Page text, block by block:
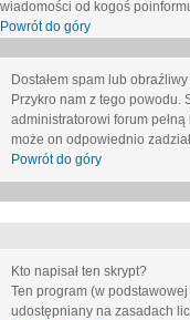
wiadomości od kogoś
Powrót do góry
Dostałem spam lub
Przykro nam z tego powodu.
administratorowi forum
może on odpowiednio
Powrót do góry
Kto napisał ten skrypt?
Ten program (w
udostępniany na zasadach